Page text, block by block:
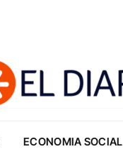
ECONOMIA SOCIAL